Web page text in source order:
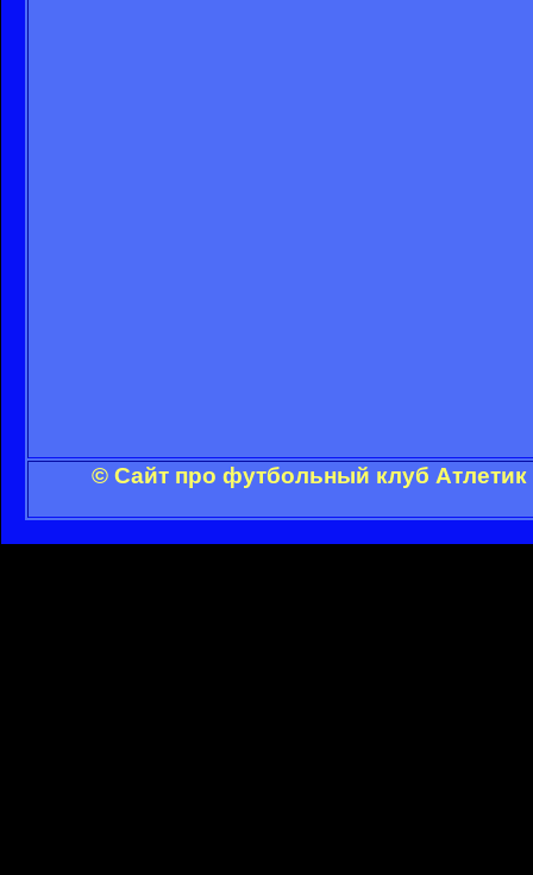
© Сайт про футбольный клуб